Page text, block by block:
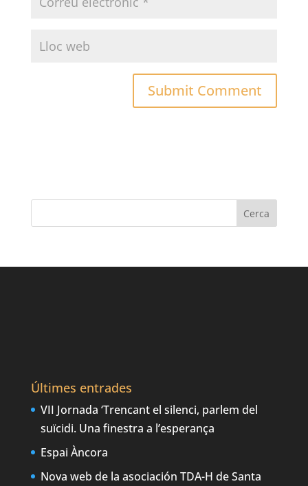
Últimes entrades
VII Jornada ‘Trencant el silenci, parlem del
suïcidi. Una finestra a l’esperança
Espai Àncora
Nova web de la asociación TDA-H de Santa